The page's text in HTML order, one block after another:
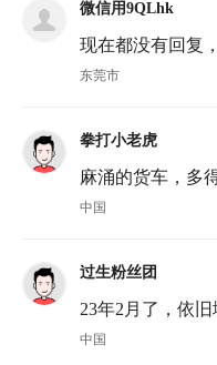
微信用9QLhk
现在都没有回复
东莞市
拳打小老虎
麻涌的货车，多
中国
过生粉丝团
23年2月了，依旧
中国